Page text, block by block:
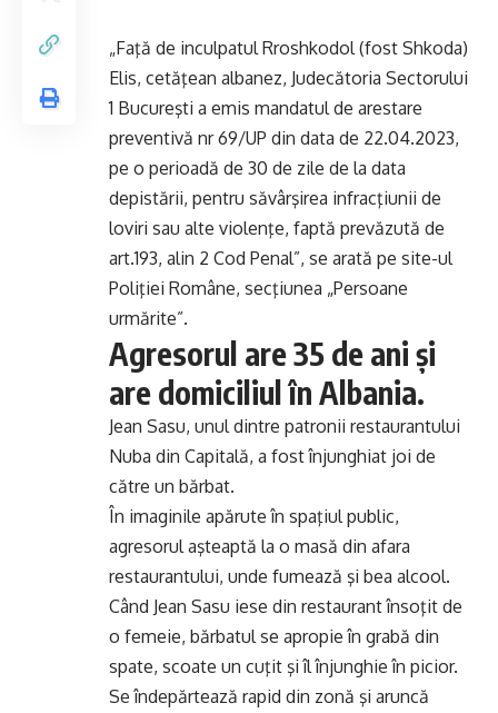
„Faţă de inculpatul Rroshkodol (fost Shkoda)
Elis, cetăţean albanez, Judecătoria Sectorului
1 Bucureşti a emis mandatul de arestare
preventivă nr 69/UP din data de 22.04.2023,
pe o perioadă de 30 de zile de la data
depistării, pentru săvârşirea infracţiunii de
loviri sau alte violenţe, faptă prevăzută de
art.193, alin 2 Cod Penal”, se arată pe site-ul
Poliţiei Române, secţiunea „Persoane
urmărite”.
Agresorul are 35 de ani şi
are domiciliul în Albania.
Jean Sasu, unul dintre patronii restaurantului
Nuba din Capitală, a fost înjunghiat joi de
către un bărbat.
În imaginile apărute în spaţiul public,
agresorul aşteaptă la o masă din afara
restaurantului, unde fumează şi bea alcool.
Când Jean Sasu iese din restaurant însoţit de
o femeie, bărbatul se apropie în grabă din
spate, scoate un cuţit şi îl înjunghie în picior.
Se îndepărtează rapid din zonă şi aruncă